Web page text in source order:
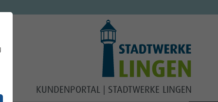
KUNDENPORTAL STADTWERKE LINGEN